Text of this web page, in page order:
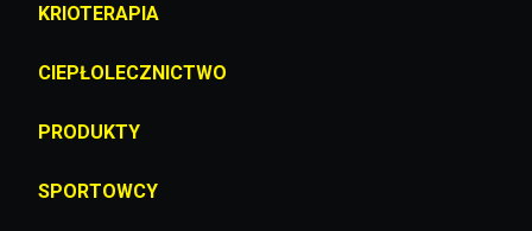
KRIOTERAPIA
CIEPŁOLECZNICTWO
PRODUKTY
SPORTOWCY